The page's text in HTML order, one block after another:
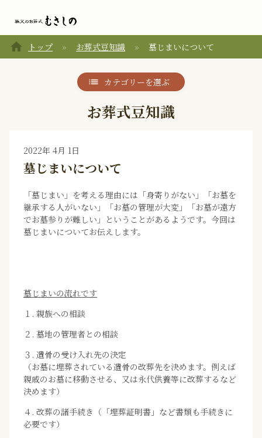
home トップ お葬式豆知識 墓じまいについて
カテゴリーを選ぶ
お葬式豆知識
2022年 4月 1日
墓じまいについて
「墓じまい」を考える理由には「身寄りがない」「お墓を
継承する人がいない」「お墓の管理が大変」「お墓が遠方
でお墓参りが難しい」ということがあるようです。今回は
墓じまいについてお伝えします。
墓じまいの流れです
１. 親族への相談
２. 墓地の管理者との相談
３. 遺骨の受け入れ先の決定
（お墓に埋葬されている遺骨の改葬先を決めます。例えば
親戚のお墓に移動させる、又は永代供養等に改葬するなど
決めます）
４. 改葬の諸手続き（「埋葬証明書」など書類も手続きに
必要です）